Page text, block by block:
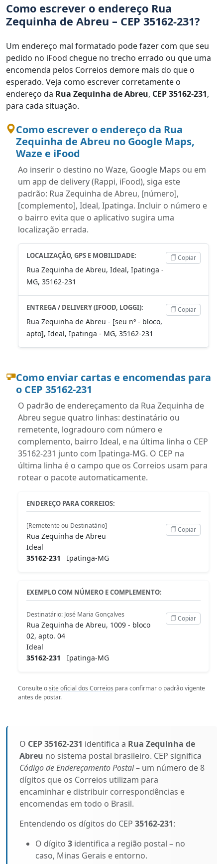
Como escrever o endereço Rua
Zequinha de Abreu – CEP 35162-231?
Um endereço mal formatado pode fazer com que seu
pedido no iFood chegue no trecho errado ou que uma
encomenda pelos Correios demore mais do que o
esperado. Veja como escrever corretamente o
endereço da Rua Zequinha de Abreu, CEP 35162-231,
para cada situação.
Como escrever o endereço da Rua
Zequinha de Abreu no Google Maps,
Waze e iFood
Ao inserir o destino no Waze, Google Maps ou em
um app de delivery (Rappi, iFood), siga este
padrão: Rua Zequinha de Abreu, [número],
[complemento], Ideal, Ipatinga. Incluir o número e
o bairro evita que o aplicativo sugira uma
localização errada.
LOCALIZAÇÃO, GPS E MOBILIDADE:
Rua Zequinha de Abreu, Ideal, Ipatinga -
MG, 35162-231
Copiar
ENTREGA / DELIVERY (IFOOD, LOGGI):
Rua Zequinha de Abreu - [seu nº - bloco,
apto], Ideal, Ipatinga - MG, 35162-231
Copiar
Como enviar cartas e encomendas para
o CEP 35162-231
O padrão de endereçamento da Rua Zequinha de
Abreu segue quatro linhas: destinatário ou
remetente, logradouro com número e
complemento, bairro Ideal, e na última linha o CEP
35162-231 junto com Ipatinga-MG. O CEP na
última linha é o campo que os Correios usam para
rotear o pacote automaticamente.
ENDEREÇO PARA CORREIOS:
[Remetente ou Destinatário]
Rua Zequinha de Abreu
Ideal
35162-231
Ipatinga-MG
Copiar
EXEMPLO COM NÚMERO E COMPLEMENTO:
Destinatário: José Maria Gonçalves
Rua Zequinha de Abreu, 1009 - bloco
02, apto. 04
Ideal
35162-231
Ipatinga-MG
Copiar
Consulte osite oficial dos Correios para confirmar o padrão vigente
antes de postar.
O CEP 35162-231 identifica a Rua Zequinha de
Abreu no sistema postal brasileiro. CEP significa
Código de Endereçamento Postal– um número de 8
dígitos que os Correios utilizam para
encaminhar e distribuir correspondências e
encomendas em todo o Brasil.
Entendendo os dígitos do CEP 35162-231:
O dígito 3 identifica a região postal – no
caso, Minas Gerais e entorno.